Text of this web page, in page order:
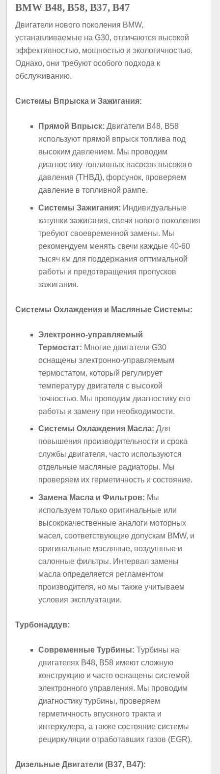
BMW B48, B58, B37, B47
Двигатели нового поколения BMW,
устанавливаемые на G30, отличаются высокой
эффективностью, мощностью и экологичностью.
Однако, они требуют особого подхода к
обслуживанию.
Системы Впрыска и Зажигания:
Прямой Впрыск: Двигатели B48, B58
используют прямой впрыск топлива под
высоким давлением. Мы проводим
диагностику топливных насосов высокого
давления (ТНВД), форсунок, проверяем
давление в топливной рампе.
Системы Зажигания: Индивидуальные
катушки зажигания, свечи нового поколения
требуют своевременной замены. Мы
рекомендуем менять свечи каждые 40-60
тысяч км для поддержания оптимальной
работы и предотвращения пропусков
зажигания.
Системы Охлаждения и Масляные Системы:
Электронно-управляемый
Термостат: Многие двигатели G30
оснащены электронно-управляемым
термостатом, который регулирует
температуру двигателя с высокой
точностью. Мы проводим диагностику его
работы и замену при необходимости.
Системы Охлаждения Масла: Для
повышения производительности и срока
службы двигателя, часто используются
отдельные масляные радиаторы. Мы
проверяем их герметичность и состояние.
Замена Масла и Фильтров: Мы
используем только оригинальные или
высококачественные аналоги моторных
масел, соответствующие допускам BMW, и
оригинальные масляные, воздушные и
салонные фильтры. Интервал замены
масла определяется регламентом
производителя, но мы также учитываем
условия эксплуатации.
Турбонаддув:
Современные Турбины: Турбины на
двигателях B48, B58 имеют сложную
конструкцию и часто оснащены системой
электронного управления. Мы проводим
диагностику турбины, проверяем
герметичность впускного тракта и
интеркулера, а также состояние системы
рециркуляции отработавших газов (EGR).
Дизельные Двигатели (B37, B47):